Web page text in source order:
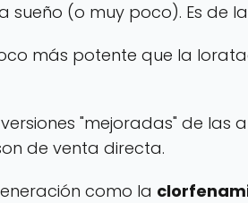
(o muy poco). Es de
más potente que la
"mejoradas" de las
de venta directa.
como la